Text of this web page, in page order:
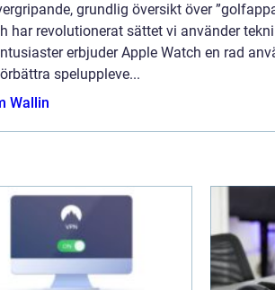
grundlig översikt över
har revolutionerat sättet vi använder
erbjuder Apple Watch en rad
speluppleve...
Wallin